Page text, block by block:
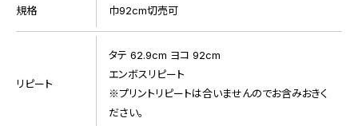
規格 巾92cm切売可
リピート
タテ 62.9cm ヨコ 92cm
エンボスリピート
※プリントリピートは合いませんのでお含みおきく
ださい。